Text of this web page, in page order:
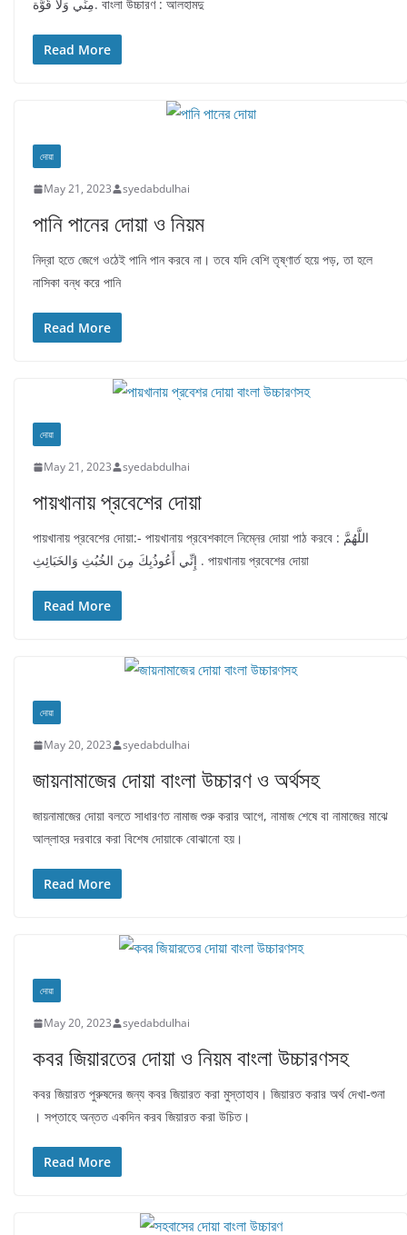
مِنِّي وَلَا قُوَّة. বাংলা উচ্চারণ : আলহামদু
Read More
দোয়া
May 21, 2023 syedabdulhai
পানি পানের দোয়া ও নিয়ম
নিদ্রা হতে জেগে ওঠেই পানি পান করবে না। তবে যদি বেশি তৃষ্ণার্ত হয়ে পড়, তা হলে
নাসিকা বন্ধ করে পানি
Read More
দোয়া
May 21, 2023 syedabdulhai
পায়খানায় প্রবেশের দোয়া
পায়খানায় প্রবেশের দোয়া:- পায়খানায় প্রবেশকালে নিম্নের দোয়া পাঠ করবে : اللَّهُمَّ
إِنِّي أَعُوذُبِكَ مِنَ الخُبُثِ وَالخَبَائِثِ . পায়খানায় প্রবেশের দোয়া
Read More
দোয়া
May 20, 2023 syedabdulhai
জায়নামাজের দোয়া বাংলা উচ্চারণ ও অর্থসহ
জায়নামাজের দোয়া বলতে সাধারণত নামাজ শুরু করার আগে, নামাজ শেষে বা নামাজের মাঝে
আল্লাহর দরবারে করা বিশেষ দোয়াকে বোঝানো হয়।
Read More
দোয়া
May 20, 2023 syedabdulhai
কবর জিয়ারতের দোয়া ও নিয়ম বাংলা উচ্চারণসহ
কবর জিয়ারত পুরুষদের জন্য কবর জিয়ারত করা মুস্তাহাব। জিয়ারত করার অর্থ দেখা-শুনা
। সপ্তাহে অন্তত একদিন করব জিয়ারত করা উচিত।
Read More